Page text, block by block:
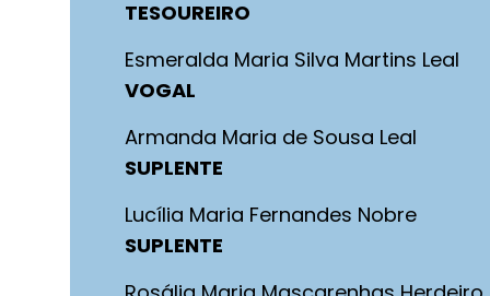
TESOUREIRO
Esmeralda Maria Silva Martins Leal
VOGAL
Armanda Maria de Sousa Leal
SUPLENTE
Lucília Maria Fernandes Nobre
SUPLENTE